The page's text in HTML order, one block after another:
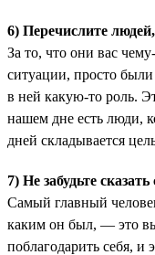
6) Перечислите
За то, что они вас
ситуации, просто
в ней какую-то роль.
нашем дне есть люди,
дней складывается
7) Не забудьте сказать
Самый главный
каким он был, — это
поблагодарить себя, и